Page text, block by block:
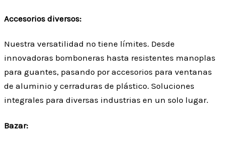
Accesorios diversos:
Nuestra versatilidad no tiene límites. Desde
innovadoras bomboneras hasta resistentes manoplas
para guantes, pasando por accesorios para ventanas
de aluminio y cerraduras de plástico. Soluciones
integrales para diversas industrias en un solo lugar.
Bazar: